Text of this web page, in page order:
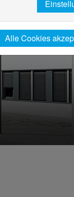
Alle Cookies